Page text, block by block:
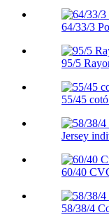
64/33/3
95/5
55/45
Jersey
60/40
58/38/4